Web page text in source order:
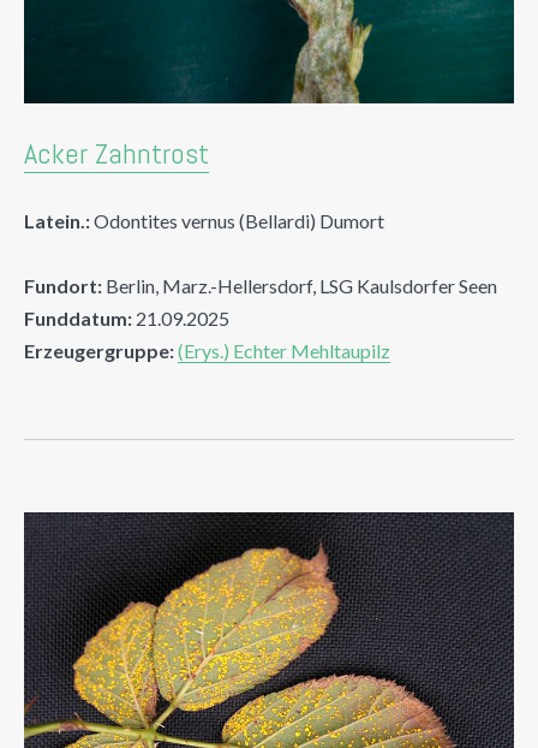
Acker Zahntrost
Latein.:Odontites vernus (Bellardi) Dumort
Fundort: Berlin, Marz.-Hellersdorf, LSG Kaulsdorfer Seen
Funddatum: 21.09.2025
Erzeugergruppe:(Erys.) Echter Mehltaupilz